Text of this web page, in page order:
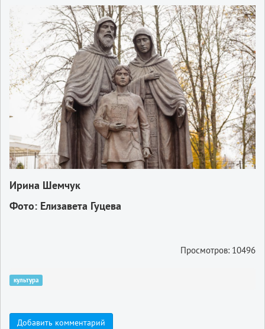
Ирина Шемчук
Фото: Елизавета Гуцева
Просмотров: 10496
культура
Добавить комментарий